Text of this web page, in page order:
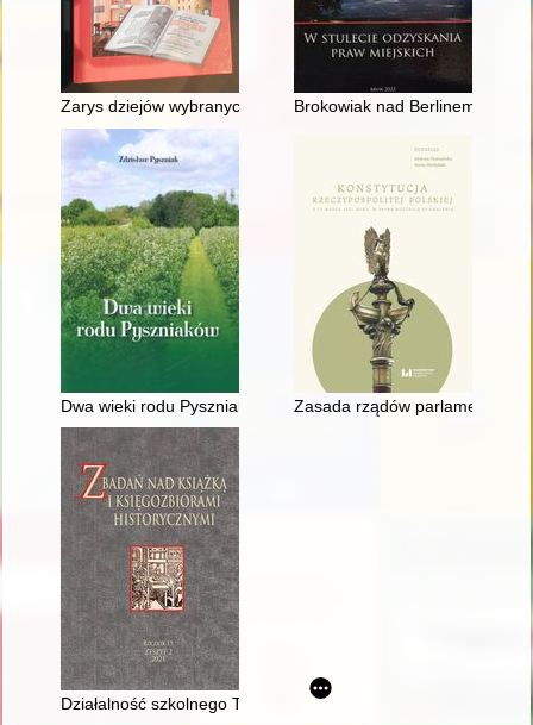
Zarys dziejów wybranych zabytków ŻarBrokowiak nad Berlinem :
Dwa wieki rodu Pyszniaków Zasada rządów
Działalność szkolnego Towarzystwa Czytelniczego w